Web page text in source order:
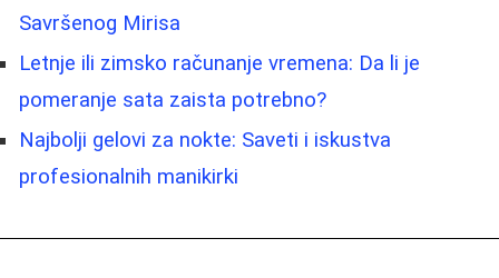
Savršenog Mirisa
Letnje ili zimsko računanje vremena: Da li je
pomeranje sata zaista potrebno?
Najbolji gelovi za nokte: Saveti i iskustva
profesionalnih manikirki